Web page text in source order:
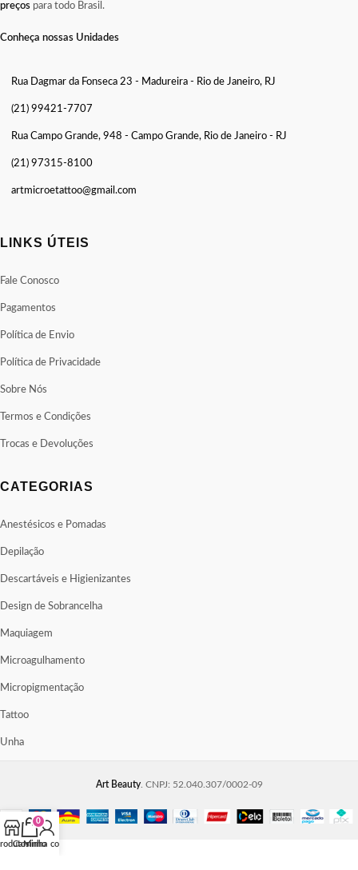
preços para todo Brasil.
Conheça nossas Unidades
Rua Dagmar da Fonseca 23 - Madureira - Rio de Janeiro, RJ
(21) 99421-7707
Rua Campo Grande, 948 - Campo Grande, Rio de Janeiro - RJ
(21) 97315-8100
artmicroetattoo@gmail.com
LINKS ÚTEIS
Fale Conosco
Pagamentos
Política de Envio
Política de Privacidade
Sobre Nós
Termos e Condições
Trocas e Devoluções
CATEGORIAS
Anestésicos e Pomadas
Depilação
Descartáveis e Higienizantes
Design de Sobrancelha
Maquiagem
Microagulhamento
Micropigmentação
Tattoo
Unha
Art Beauty. CNPJ: 52.040.307/0002-09
0
Carrinho
Minha conta